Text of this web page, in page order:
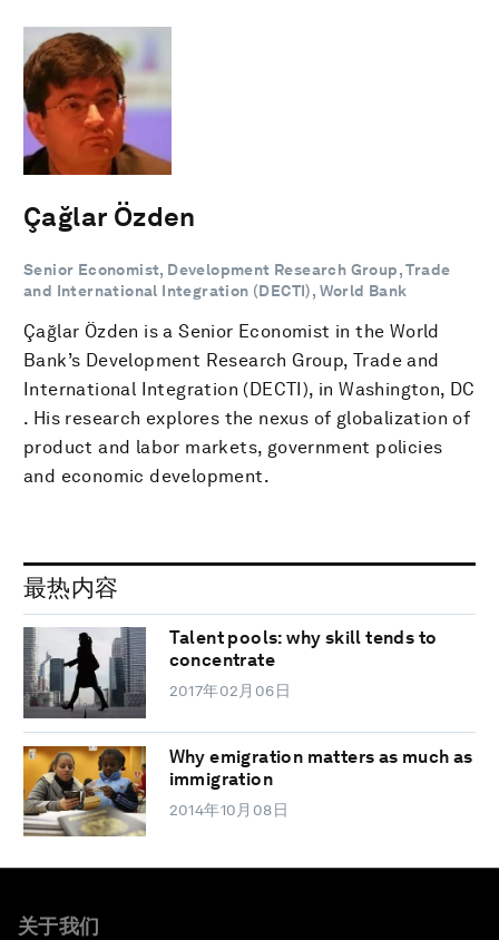
Çağlar Özden
Senior Economist, Development Research Group, Trade
and International Integration (DECTI), World Bank
Çağlar Özden is a Senior Economist in the World
Bank’s Development Research Group, Trade and
International Integration (DECTI), in Washington, DC
. His research explores the nexus of globalization of
product and labor markets, government policies
and economic development.
最热内容
Talent pools: why skill tends to
concentrate
2017年02月06日
Why emigration matters as much as
immigration
2014年10月08日
关于我们